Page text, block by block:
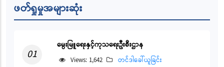
ဖတ်ရှုမှုအများဆုံး
01
မွေးမြူရေးနှင့်ကုသရေးဦးစီးဌာန
Views: 1,642 တင်ဒါခေါ်ယူခြင်း